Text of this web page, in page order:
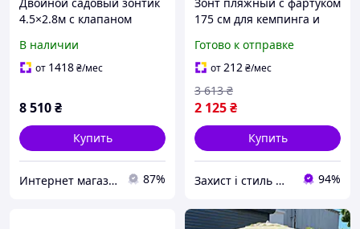
4.5×2.8м с клапаном
подставкой большой зонт
для кафе сада террасы
В наличии
от 1418₴/мес
8 510₴
Купить
Интернет магазин «Fullmarket» 87%
175 см для кемпинга и
алюминиевой стойкой
синий GL-4443
Готово к отправке
от212₴/мес
2 125₴
3 613 ₴
Купить
Захист і стиль — в одному магазині 94%